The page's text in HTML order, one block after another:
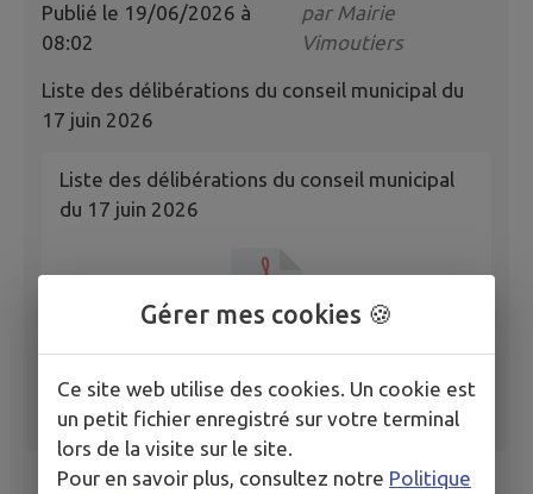
Publié le 19/06/2026 à
08:02
parMairie
Vimoutiers
Liste des délibérations du conseil municipal du
17 juin 2026
Liste des délibérations du conseil municipal
du 17 juin 2026
Gérer mes cookies 🍪
Ce site web utilise des cookies. Un cookie est
un petit fichier enregistré sur votre terminal
lors de la visite sur le site.
Pour en savoir plus, consultez notre Politique